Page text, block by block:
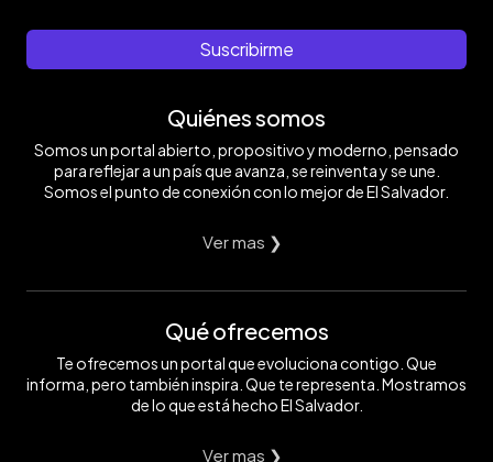
Suscribirme
Quiénes somos
Somos un portal abierto, propositivo y moderno, pensado
para reflejar a un país que avanza, se reinventa y se une.
Somos el punto de conexión con lo mejor de El Salvador.
Ver mas ❯
Qué ofrecemos
Te ofrecemos un portal que evoluciona contigo. Que
informa, pero también inspira. Que te representa. Mostramos
de lo que está hecho El Salvador.
Ver mas ❯